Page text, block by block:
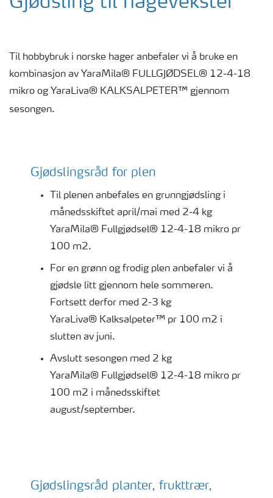
Til hobbybruk i norske hager anbefaler vi å bruke en
kombinasjon av YaraMila® FULLGJØDSEL® 12-4-18
mikro og YaraLiva® KALKSALPETER™ gjennom
sesongen.
Gjødslingsråd for plen
Til plenen anbefales en grunngjødsling i
månedsskiftet april/mai med 2-4 kg
YaraMila® Fullgjødsel® 12-4-18 mikro pr
100 m2.
For en grønn og frodig plen anbefaler vi å
gjødsle litt gjennom hele sommeren.
Fortsett derfor med 2-3 kg
YaraLiva® Kalksalpeter™ pr 100 m2 i
slutten av juni.
Avslutt sesongen med 2 kg
YaraMila® Fullgjødsel® 12-4-18 mikro pr
100 m2 i månedsskiftet
august/september.
Gjødslingsråd planter, frukttrær,